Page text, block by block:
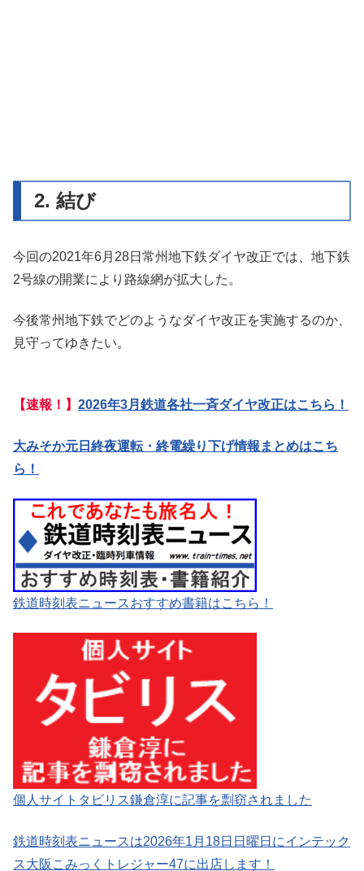
2. 結び
今回の2021年6月28日常州地下鉄ダイヤ改正では、地下鉄
2号線の開業により路線網が拡大した。
今後常州地下鉄でどのようなダイヤ改正を実施するのか、
見守ってゆきたい。
【速報！】 2026年3月鉄道各社一斉ダイヤ改正はこちら！
大みそか元日終夜運転・終電繰り下げ情報まとめはこち
ら！
鉄道時刻表ニュースおすすめ書籍はこちら！
個人サイトタビリス鎌倉淳に記事を剽窃されました
鉄道時刻表ニュースは2026年1月18日日曜日にインテック
ス大阪こみっくトレジャー47に出店します！